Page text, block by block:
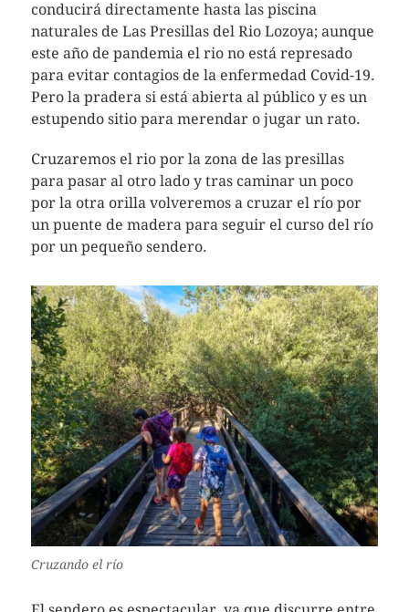
conducirá directamente hasta las piscina
naturales de Las Presillas del Rio Lozoya; aunque
este año de pandemia el rio no está represado
para evitar contagios de la enfermedad Covid-19.
Pero la pradera si está abierta al público y es un
estupendo sitio para merendar o jugar un rato.
Cruzaremos el rio por la zona de las presillas
para pasar al otro lado y tras caminar un poco
por la otra orilla volveremos a cruzar el río por
un puente de madera para seguir el curso del río
por un pequeño sendero.
Cruzando el río